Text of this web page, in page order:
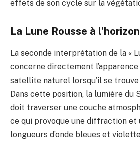
effets de son cycle sur la
La Lune Rousse à l’horizon
La seconde interprétation de la «
concerne directement
satellite naturel lorsqu’il se trouve
Dans cette position, la lumière du
doit traverser une couche
ce qui provoque une diffraction et
longueurs d’onde bleues et